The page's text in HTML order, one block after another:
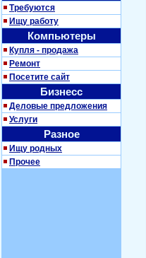
Требуются
Ищу работу
Компьютеры
Купля - продажа
Ремонт
Посетите сайт
Бизнесс
Деловые предложения
Услуги
Разное
Ищу родных
Прочее